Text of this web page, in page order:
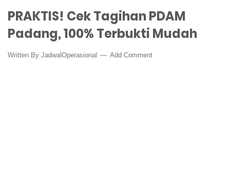
PRAKTIS! Cek Tagihan PDAM
Padang, 100% Terbukti Mudah
Written By JadwalOperasional Add Comment